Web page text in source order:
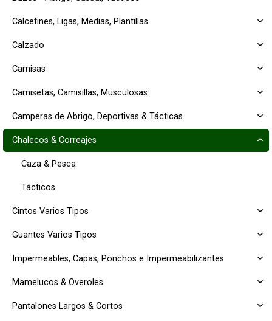
Calcetines, Ligas, Medias, Plantillas
Calzado
Camisas
Camisetas, Camisillas, Musculosas
Camperas de Abrigo, Deportivas & Tácticas
Chalecos & Correajes
Caza & Pesca
Tácticos
Cintos Varios Tipos
Guantes Varios Tipos
Impermeables, Capas, Ponchos e Impermeabilizantes
Mamelucos & Overoles
Pantalones Largos & Cortos